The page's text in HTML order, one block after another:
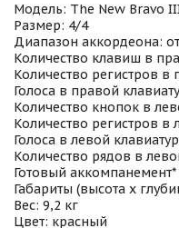
Модель: The New Bravo
Размер: 4/4
Диапазон аккордеона:
Количество клавиш в
Количество регистров в
Голоса в правой
Количество кнопок в
Количество регистров в
Голоса в левой
Количество рядов в
Готовый аккомпанемент*
Габариты (высота x
Вес: 9,2 кг
Цвет: красный